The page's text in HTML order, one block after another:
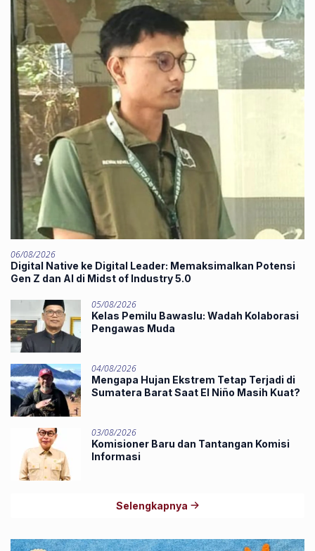
06/08/2026
Digital Native ke Digital Leader: Memaksimalkan Potensi
Gen Z dan AI di Midst of Industry 5.0
05/08/2026
Kelas Pemilu Bawaslu: Wadah Kolaborasi
Pengawas Muda
04/08/2026
Mengapa Hujan Ekstrem Tetap Terjadi di
Sumatera Barat Saat El Niño Masih Kuat?
03/08/2026
Komisioner Baru dan Tantangan Komisi
Informasi
Selengkapnya